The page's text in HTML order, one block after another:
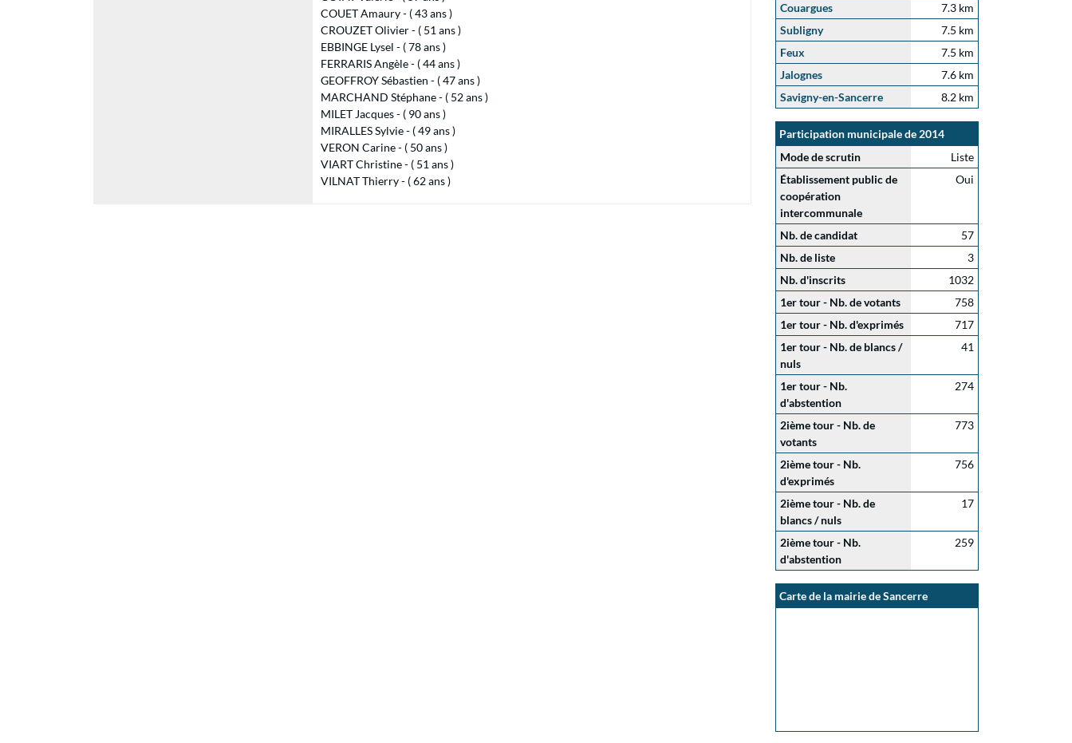
COUET Amaury - ( 43 ans )
CROUZET Olivier - ( 51 ans )
EBBINGE Lysel - ( 78 ans )
FERRARIS Angèle - ( 44 ans )
GEOFFROY Sébastien - ( 47 ans )
MARCHAND Stéphane - ( 52 ans )
MILET Jacques - ( 90 ans )
MIRALLES Sylvie - ( 49 ans )
VERON Carine - ( 50 ans )
VIART Christine - ( 51 ans )
VILNAT Thierry - ( 62 ans )
Couargues
7.3 km
Subligny
7.5 km
Feux
7.5 km
Jalognes
7.6 km
Savigny-en-Sancerre
8.2 km
Participation municipale de 2014
Mode de scrutin
Liste
Établissement public de
coopération
intercommunale
Oui
Nb. de candidat
57
Nb. de liste
3
Nb. d'inscrits
1032
1er tour - Nb. de votants
758
1er tour - Nb. d'exprimés
717
1er tour - Nb. de blancs /
nuls
41
1er tour - Nb.
d'abstention
274
2ième tour - Nb. de
votants
773
2ième tour - Nb.
d'exprimés
756
2ième tour - Nb. de
blancs / nuls
17
2ième tour - Nb.
d'abstention
259
Carte de la mairie de Sancerre